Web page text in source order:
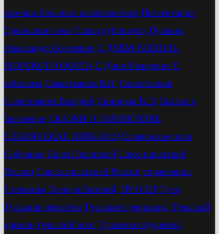
помощь больным алкоголизмом Презентация
Приокские зори Псков публицист Пушкин
Александр Сергеевич С ДНЁМ ВОЕННО-
МОРСКОГО ФЛОТА С Днём Рождения С
юбиллем Савастьянов В.Н. Савостьянов
Савостьянов Валерий Синицын В. В Сказки о
Белозерке СКАЗКИ О ПАРОВОЗИКЕ
СЛАВЯНСКАЯ ЛИРА-2019 Словенское поле
Собрание Союз Писателей Союз писателей
России Союза писателей России справочник
Стечкины Трещев Евгений ТРО СПР Тула
Тульские известия Тульские суворовцы Тульский
кремль тульский поэт Тульское отделение